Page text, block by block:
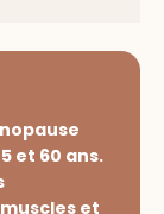
et 60 ans.
et